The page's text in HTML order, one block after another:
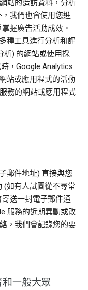
站的造訪資料，分析
我們也會使用您進
握廣告活動成效。
種工具進行分析和評
析) 的網站或使用採
，Google Analytics
站或應用程式的活動
務的網站或應用程式
郵件地址) 直接與您
(如有人試圖從不尋常
送一封電子郵件通
服務的近期異動或改
，我們會記錄您的要
一般大眾